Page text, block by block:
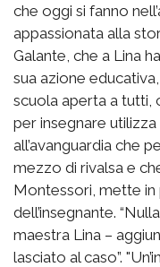
che oggi si fanno
appassionata alla
Galante, che a Lina
sua azione
scuola aperta a tutti,
per insegnare utilizza
all’avanguardia che
mezzo di rivalsa e
Montessori, mette in
dell’insegnante.
maestra Lina –
lasciato al caso”.